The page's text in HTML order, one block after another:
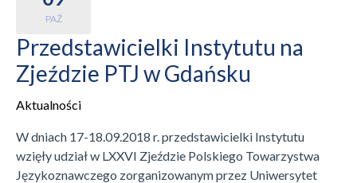
PAŹ
Przedstawicielki Instytutu na
Zjeździe PTJ w Gdańsku
Aktualności
W dniach 17-18.09.2018 r. przedstawicielki Instytutu
wzięły udział w LXXVI Zjeździe Polskiego Towarzystwa
Językoznawczego zorganizowanym przez Uniwersytet